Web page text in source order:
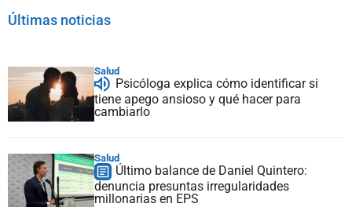
Últimas noticias
Salud
Psicóloga explica cómo identificar si
tiene apego ansioso y qué hacer para
cambiarlo
Salud
Último balance de Daniel Quintero:
denuncia presuntas irregularidades
millonarias en EPS